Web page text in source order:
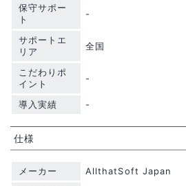
保守サポー
ト
-
サポートエ
リア
全国
こだわりポ
イント
-
導入実績 -
仕様
メーカー
AllthatSoft Japan